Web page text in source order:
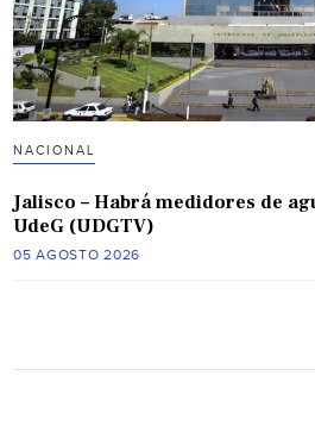
NACIONAL
Jalisco – Habrá medidores de
UdeG (UDGTV)
05 AGOSTO 2026